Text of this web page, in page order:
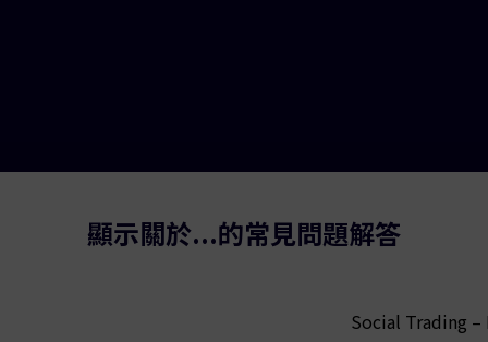
顯示關於...的常見問題解答